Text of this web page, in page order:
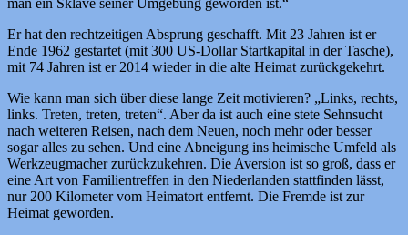
man ein Sklave seiner Umgebung geworden ist.“
Er hat den rechtzeitigen Absprung geschafft. Mit 23 Jahren ist er
Ende 1962 gestartet (mit 300 US-Dollar Startkapital in der Tasche),
mit 74 Jahren ist er 2014 wieder in die alte Heimat zurückgekehrt.
Wie kann man sich über diese lange Zeit motivieren? „Links, rechts,
links. Treten, treten, treten“. Aber da ist auch eine stete Sehnsucht
nach weiteren Reisen, nach dem Neuen, noch mehr oder besser
sogar alles zu sehen. Und eine Abneigung ins heimische Umfeld als
Werkzeugmacher zurückzukehren. Die Aversion ist so groß, dass er
eine Art von Familientreffen in den Niederlanden stattfinden lässt,
nur 200 Kilometer vom Heimatort entfernt. Die Fremde ist zur
Heimat geworden.